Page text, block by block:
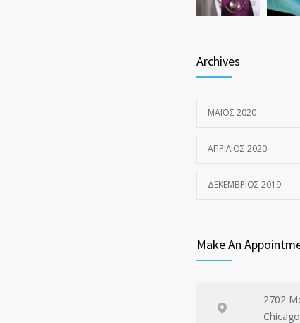
Archives
ΜΆΙΟΣ 2020
ΑΠΡΊΛΙΟΣ 2020
ΔΕΚΈΜΒΡΙΟΣ 2019
Make An
2702